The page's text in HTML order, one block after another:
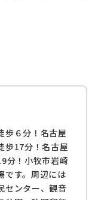
歩６分！名古屋
歩17分！名古屋
分！小牧市岩崎
です。周辺には
センター、観音